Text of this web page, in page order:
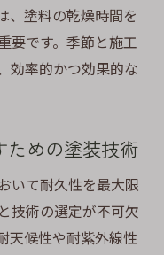
、塗料の乾燥時間を
要です。季節と施工
効率的かつ効果的な
ための塗装技術
いて耐久性を最大限
技術の選定が不可欠
天候性や耐紫外線性